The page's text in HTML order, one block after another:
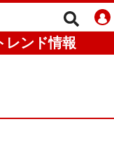
レンド情報